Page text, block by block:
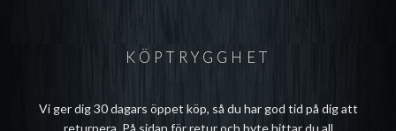
KÖPTRYGGHET
Vi ger dig 30 dagars öppet köp, så du har god tid på dig att